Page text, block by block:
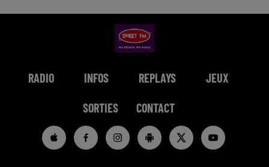
RADIO INFOS REPLAYS JEUX
SORTIES CONTACT